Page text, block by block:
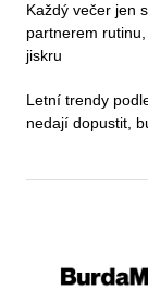
Každý večer jen
partnerem
jiskru
Letní trendy
nedají dopustit,